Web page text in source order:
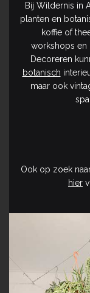
Bij Wildernis in
planten en
koffie of
workshops en
Decoreren
botanisch
maar ook
Ook op zoek
hier